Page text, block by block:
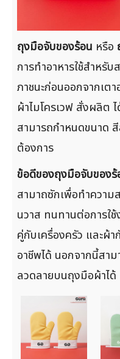
ถุงมือจับของร้อน หรือ
การทำอาหารใช้สำหรั
ภาชนะก่อนออกจากเต
ผ้าไมโครเวฟ สั่งผลิต
สามารถกำหนดขนาด
ต้องการ
ข้อดีของถุงมือจับของร้
สามาถซักเพื่อทำความ
นวาส ทนทานต่อการใ
คู่กับเครื่องครัว และผ้
อาชีพได้ นอกจากนี้สา
ลวดลายบนถุงมือผ้าได้